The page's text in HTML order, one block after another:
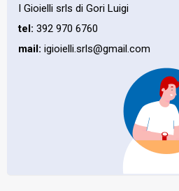
I Gioielli srls di Gori Luigi
tel: 392 970 6760
mail: igioielli.srls@gmail.com